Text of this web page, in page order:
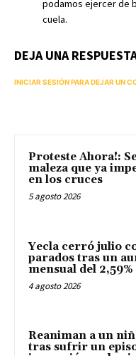
podamos ejercer de
cuela.
DEJA UNA
INICIAR SESIÓN PARA DEJAR UN
Proteste Ahora!:
maleza que ya
en los cruces
5 agosto 2026
Yecla cerró julio
parados tras un
mensual del 2,59%
4 agosto 2026
Reaniman a un
tras sufrir un